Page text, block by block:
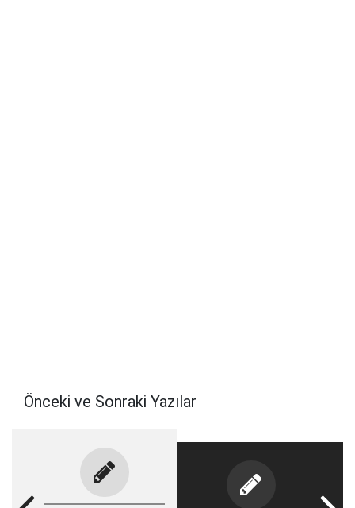
Önceki ve Sonraki Yazılar